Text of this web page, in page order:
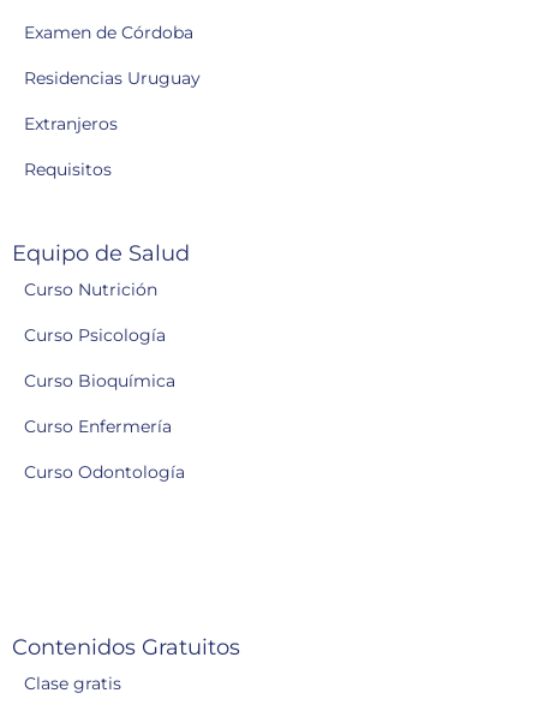
Examen de Córdoba
Residencias Uruguay
Extranjeros
Requisitos
Equipo de Salud
Curso Nutrición
Curso Psicología
Curso Bioquímica
Curso Enfermería
Curso Odontología
Contenidos Gratuitos
Clase gratis